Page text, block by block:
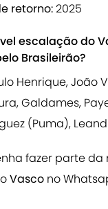
retorno:2025
escalação do
Brasileirão?
Henrique, João
Galdames,
(Puma),
fazer parte da
Vasco no